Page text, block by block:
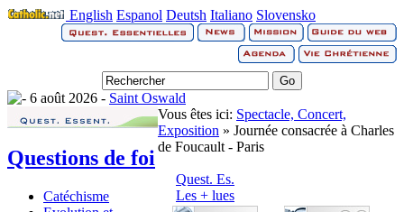
English Espanol Deutsh Italiano Slovensko
6 août 2026 - Saint Oswald
Questions de foi
Catéchisme
Vous êtes ici: Spectacle, Concert,
Exposition » Journée consacrée à Charles
de Foucault - Paris
Quest. Es.
Les + lues